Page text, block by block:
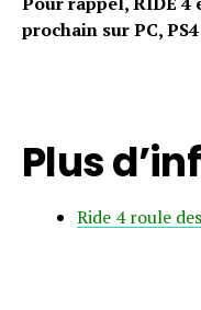
prochain sur PC,
Plus
Ride 4 roule